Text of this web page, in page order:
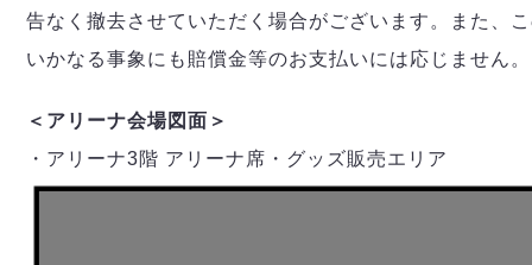
告なく撤去させていただく場合がございます。また、
いかなる事象にも賠償金等のお支払いには応じません。
＜アリーナ会場図面＞
・アリーナ3階 アリーナ席・グッズ販売エリア